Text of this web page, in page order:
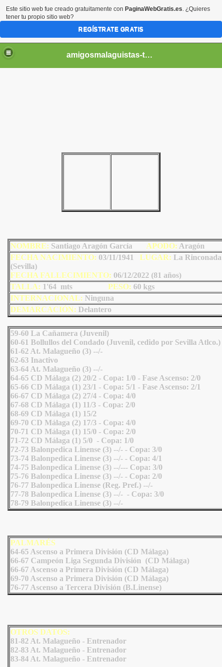
amigosmalaguistas-temporadas
NOMBRE: Santiago Aragón García APODO: Aragón
FECHA NACIMIENTO: 03/11/1941 LUGAR: La Rinconada
(Sevilla)
FECHA FALLECIMIENTO: 06/12/2022 (81 años)
TALLA: 1'64 mts PESO: 60 kgs
INTERNACIONAL: Ninguna
DEMARCACIÓN: Delantero
59-60 La Cañamera (Juvenil)
60-61 Bollullos del Condado (Juvenil, cedido por Sevilla Atlco.)
61-62 At. Malagueño (3) --/-
62-63 Inactivo
63-64 At. Malagueño (3) --/-
64-65 CD Málaga (2) 20/2 - Copa: 1/0 - Fase Ascenso: 2/0
65-66 CD Málaga (1) 23/1 - Copa: 5/1 - Fase Ascenso: 2/1
66-67 CD Málaga (2) 27/4 - Copa: 4/0
67-68 CD Málaga (1) 11/3 - Copa: 2/0
68-69 CD Málaga (1) 15/2
69-70 CD Málaga (2) 17/3 - Copa: 4/0
70-71 CD Málaga (1) 15/0 - Copa: 2/0
71-72 CD Málaga (1) 5/0 - Copa: 1/0
72-73 Balonpedica Linense (3) --/- - Copa: 3/0
73-74 Balonpedica Linense (3) --/- - Copa: 4/1
74-75 Balonpedica Linense (3) --/--- Copa: 3/0
75-76 Balonpedica Linense (3) --/- - Copa: 2/0
76-77 Balonpedica Linense (Reg. Pref.) --/-
77-78 Balonpedica Linense (3) --/- - Copa: 3/0
78-79 Balonpedica Linense (3) --/-
PALMARÉS
64-65 Ascenso a Primera División (CD Málaga)
66-67 Campeón Liga Segunda División (CD Málaga)
66-67 Ascenso a Primera División (CD Málaga)
69-70 Ascenso a Primera División (CD Málaga)
76-77 Ascenso a Tercera División (B.Linense)
OTROS DATOS:
81-82 At. Malagueño - Entrenador
82-83 At. Malagueño - Entrenador
83-84 At. Malagueño - Entrenador
Este sitio web fue creado gratuitamente con PaginaWebGratis.es. ¿Quieres
tener tu propio sitio web?
REGÍSTRATE GRATIS